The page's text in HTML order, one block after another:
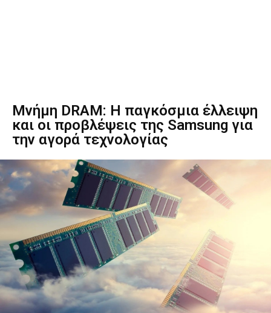
Μνήμη DRAM: Η παγκόσμια έλλειψη
και οι προβλέψεις της Samsung για
την αγορά τεχνολογίας